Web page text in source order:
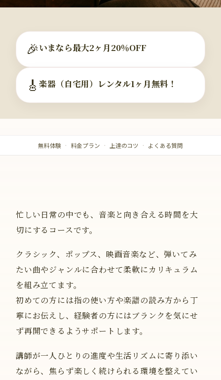
🎉いまなら最大2ヶ月20％OFF
🎸 楽器（自宅用）レンタル1ヶ月無料！
無料体験 料金プラン 上達のコツ よくある質問
忙しい日常の中でも、音楽と向き合える時間を大
切にするコースです。
クラシック、ポップス、映画音楽など、弾いてみ
たい曲やジャンルに合わせて柔軟にカリキュラム
を組み立てます。
初めての方には指の使い方や楽譜の読み方から丁
寧にお伝えし、経験者の方にはブランクを気にせ
ず再開できるようサポートします。
講師が一人ひとりの進度や生活リズムに寄り添い
ながら、焦らず楽しく続けられる環境を整えてい